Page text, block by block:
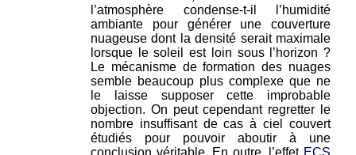
l’atmosphère condense-t-il l’humidité
ambiante pour générer une couverture
nuageuse dont la densité serait maximale
lorsque le soleil est loin sous l’horizon ?
Le mécanisme de formation des nuages
semble beaucoup plus complexe que ne
le laisse supposer cette improbable
objection. On peut cependant regretter le
nombre insuffisant de cas à ciel couvert
étudiés pour pouvoir aboutir à une
conclusion véritable. En outre, l’effet ECS